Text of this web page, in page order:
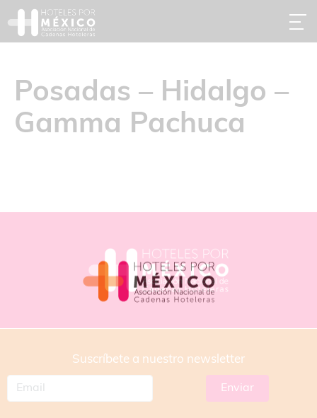
Posadas – Hidalgo –
Gamma Pachuca
Suscríbete a nuestro newsletter